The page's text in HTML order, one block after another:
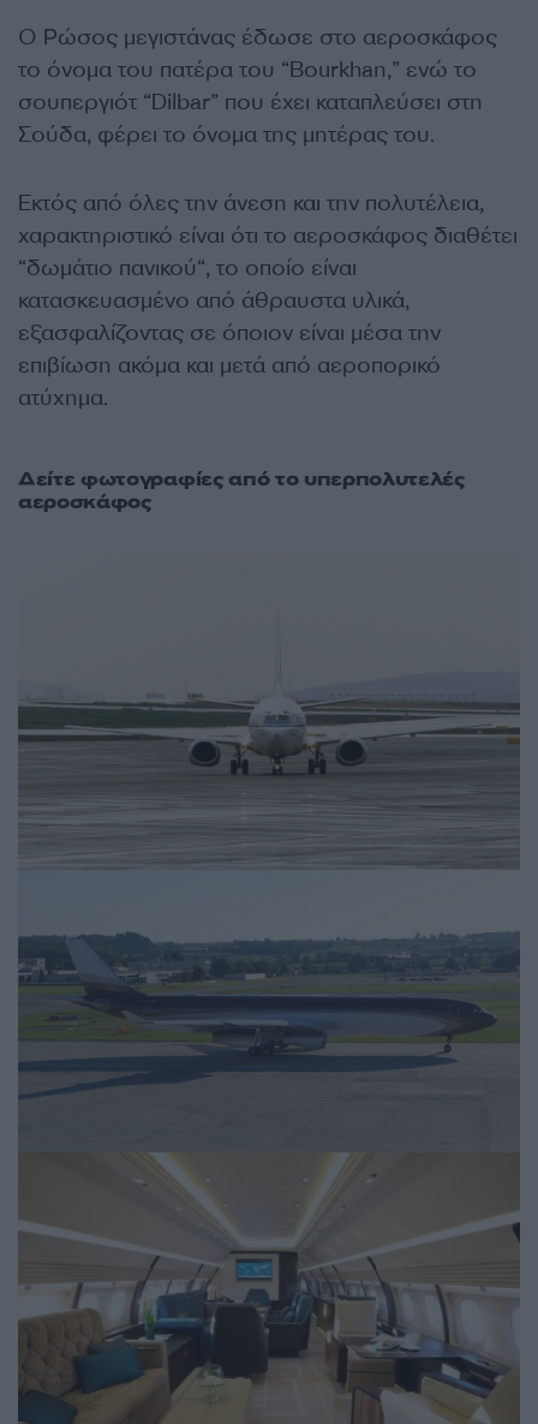
Ο Ρώσος μεγιστάνας έδωσε στο αεροσκάφος
το όνομα του πατέρα του “Bourkhan,” ενώ το
σουπεργιότ “Dilbar” που έχει καταπλεύσει στη
Σούδα, φέρει το όνομα της μητέρας του.
Εκτός από όλες την άνεση και την πολυτέλεια,
χαρακτηριστικό είναι ότι το αεροσκάφος διαθέτει
“δωμάτιο πανικού“, το οποίο είναι
κατασκευασμένο από άθραυστα υλικά,
εξασφαλίζοντας σε όποιον είναι μέσα την
επιβίωση ακόμα και μετά από αεροπορικό
ατύχημα.
Δείτε φωτογραφίες από το υπερπολυτελές
αεροσκάφος